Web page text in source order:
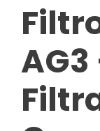
AG3